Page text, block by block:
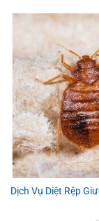
Dịch Vụ Diệt Rệp